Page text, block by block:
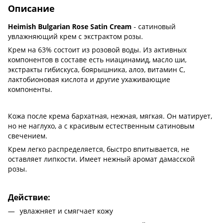
Описание
Heimish Bulgarian Rose Satin Cream - сатиновый
увлажняющий крем с экстрактом розы.
Крем на 63% состоит из розовой воды. Из активных
компонентов в составе есть ниацинамид, масло ши,
экстракты гибискуса, боярышника, алоэ, витамин C,
лактобионовая кислота и другие ухаживающие
компоненты.
Кожа после крема бархатная, нежная, мягкая. Он матирует,
но не наглухо, а с красивым естественным сатиновым
свечением.
Крем легко распределяется, быстро впитывается, не
оставляет липкости. Имеет нежный аромат дамасской
розы.
Действие:
увлажняет и смягчает кожу